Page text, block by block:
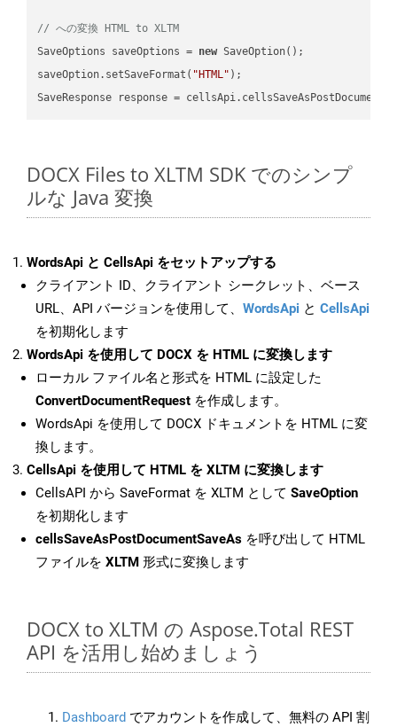
// への変換 HTML to XLTM
SaveOptions saveOptions = new SaveOption();
saveOption.setSaveFormat( "HTML" );
SaveResponse response =
DOCX Files to XLTM SDK でのシンプ
ルな Java 変換
WordsApi と CellsApi をセットアップする
クライアント ID、クライアント シークレット、ベース
URL、API バージョンを使用して、 WordsApi と CellsApi
を初期化します
WordsApi を使用して DOCX を HTML に変換します
ローカル ファイル名と形式を HTML に設定した
ConvertDocumentRequest を作成します。
WordsApi を使用して DOCX ドキュメントを HTML に変
換します。
CellsApi を使用して HTML を XLTM に変換します
CellsAPI から SaveFormat を XLTM として SaveOption
を初期化します
cellsSaveAsPostDocumentSaveAs を呼び出して HTML
ファイルを XLTM 形式に変換します
DOCX to XLTM の Aspose.Total REST
API を活用し始めましょう
Dashboard でアカウントを作成して、無料の API 割